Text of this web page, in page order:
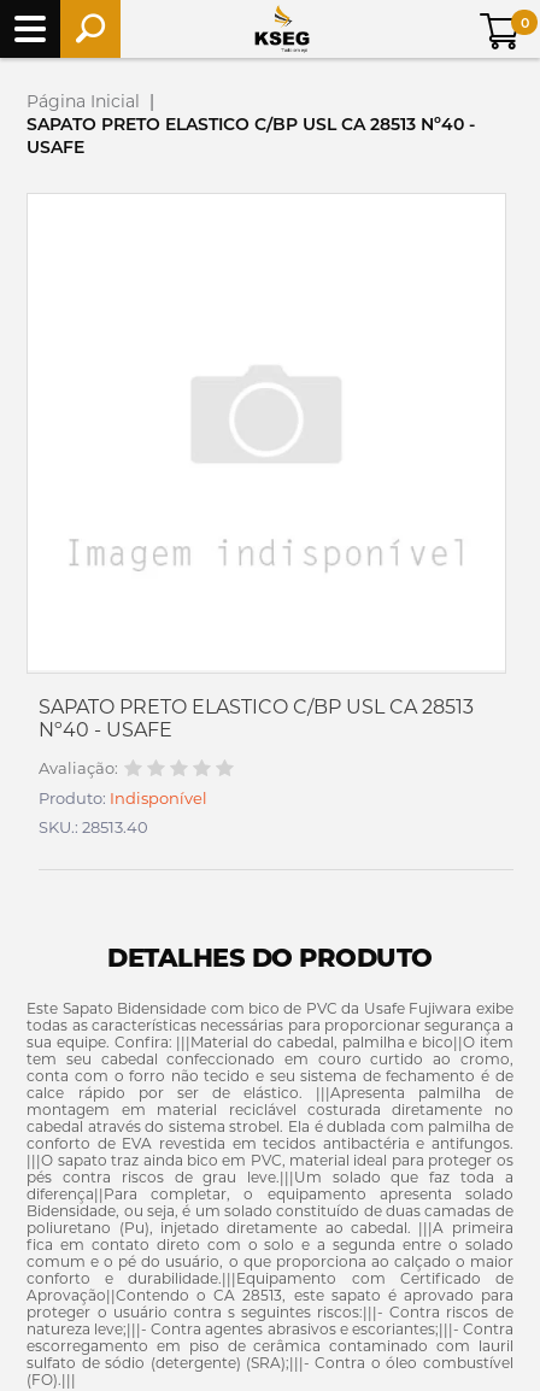
0
Página Inicial |
SAPATO PRETO ELASTICO C/BP USL CA 28513 Nº40 -
USAFE
SAPATO PRETO ELASTICO C/BP USL CA 28513
Nº40 - USAFE
Avaliação:
Produto: Indisponível
SKU.: 28513.40
DETALHES DO PRODUTO
Este Sapato Bidensidade com bico de PVC da Usafe Fujiwara exibe
todas as características necessárias para proporcionar segurança a
sua equipe. Confira: |||Material do cabedal, palmilha e bico||O item
tem seu cabedal confeccionado em couro curtido ao cromo,
conta com o forro não tecido e seu sistema de fechamento é de
calce rápido por ser de elástico. |||Apresenta palmilha de
montagem em material reciclável costurada diretamente no
cabedal através do sistema strobel. Ela é dublada com palmilha de
conforto de EVA revestida em tecidos antibactéria e antifungos.
|||O sapato traz ainda bico em PVC, material ideal para proteger os
pés contra riscos de grau leve.|||Um solado que faz toda a
diferença||Para completar, o equipamento apresenta solado
Bidensidade, ou seja, é um solado constituído de duas camadas de
poliuretano (Pu), injetado diretamente ao cabedal. |||A primeira
fica em contato direto com o solo e a segunda entre o solado
comum e o pé do usuário, o que proporciona ao calçado o maior
conforto e durabilidade.|||Equipamento com Certificado de
Aprovação||Contendo o CA 28513, este sapato é aprovado para
proteger o usuário contra s seguintes riscos:|||- Contra riscos de
natureza leve;|||- Contra agentes abrasivos e escoriantes;|||- Contra
escorregamento em piso de cerâmica contaminado com lauril
sulfato de sódio (detergente) (SRA);|||- Contra o óleo combustível
(FO).|||